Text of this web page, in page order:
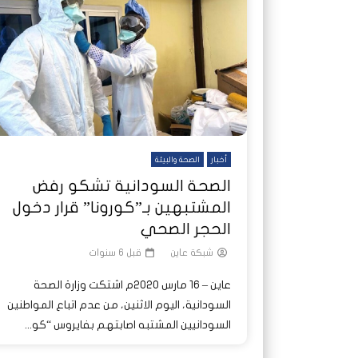
شاهد لاحقاً
عملتان وتطبيق مصرفي واحد.. كيف
تشظى النظام المصرفي في حرب
السودان؟
تصدر
ديون
شاهد لاحقاً
عملتان وتطبيق مصرفي واحد.. كيف
تشظى النظام المصرفي في حرب
السودان؟
على
أخبار الصحة والبيئة
الصحة السودانية تشكو رفض
المشتبهين بـ”كورونا” قرار دخول
الحجر الصحي
شبكة عاين قبل 6 سنوات
عاين – 16 مارس 2020م اشتكت وزارة الصحة
السودانية، اليوم الاثنين، من عدم اتباع المواطنين
السودانيين المشتبه اصابتهم بفايروس “كو...